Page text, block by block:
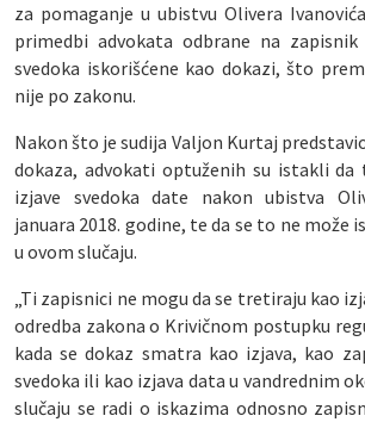
za pomaganje u ubistvu Olivera
primedbi advokata odbrane na
svedoka iskorišćene kao dokazi, što
nije po zakonu.
Nakon što je sudija Valjon Kurtaj
dokaza, advokati optuženih su istakli da
izjave svedoka date nakon ubistva
januara 2018. godine, te da se to ne može
u ovom slučaju.
„Ti zapisnici ne mogu da se tretiraju kao
odredba zakona o Krivičnom postupku
kada se dokaz smatra kao izjava, kao
svedoka ili kao izjava data u vandrednim
slučaju se radi o iskazima odnosno